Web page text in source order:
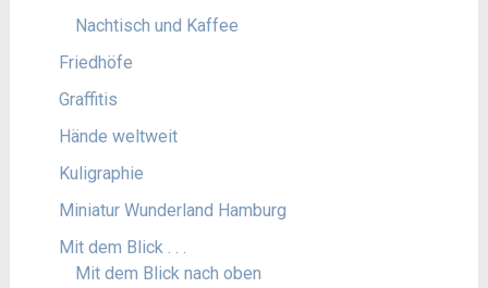
Nachtisch und Kaffee
Friedhöfe
Graffitis
Hände weltweit
Kuligraphie
Miniatur Wunderland Hamburg
Mit dem Blick . . .
Mit dem Blick nach oben